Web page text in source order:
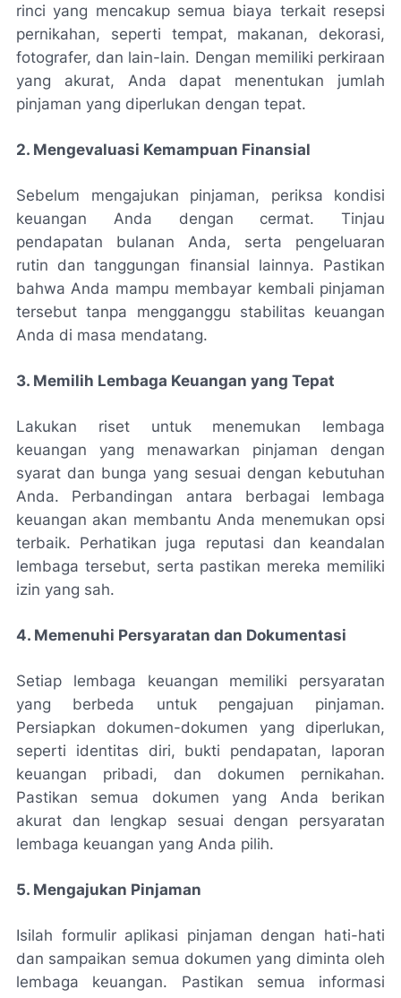
rinci yang mencakup semua biaya terkait resepsi
pernikahan, seperti tempat, makanan, dekorasi,
fotografer, dan lain-lain. Dengan memiliki perkiraan
yang akurat, Anda dapat menentukan jumlah
pinjaman yang diperlukan dengan tepat.
2. Mengevaluasi Kemampuan Finansial
Sebelum mengajukan pinjaman, periksa kondisi
keuangan Anda dengan cermat. Tinjau
pendapatan bulanan Anda, serta pengeluaran
rutin dan tanggungan finansial lainnya. Pastikan
bahwa Anda mampu membayar kembali pinjaman
tersebut tanpa mengganggu stabilitas keuangan
Anda di masa mendatang.
3. Memilih Lembaga Keuangan yang Tepat
Lakukan riset untuk menemukan lembaga
keuangan yang menawarkan pinjaman dengan
syarat dan bunga yang sesuai dengan kebutuhan
Anda. Perbandingan antara berbagai lembaga
keuangan akan membantu Anda menemukan opsi
terbaik. Perhatikan juga reputasi dan keandalan
lembaga tersebut, serta pastikan mereka memiliki
izin yang sah.
4. Memenuhi Persyaratan dan Dokumentasi
Setiap lembaga keuangan memiliki persyaratan
yang berbeda untuk pengajuan pinjaman.
Persiapkan dokumen-dokumen yang diperlukan,
seperti identitas diri, bukti pendapatan, laporan
keuangan pribadi, dan dokumen pernikahan.
Pastikan semua dokumen yang Anda berikan
akurat dan lengkap sesuai dengan persyaratan
lembaga keuangan yang Anda pilih.
5. Mengajukan Pinjaman
Isilah formulir aplikasi pinjaman dengan hati-hati
dan sampaikan semua dokumen yang diminta oleh
lembaga keuangan. Pastikan semua informasi